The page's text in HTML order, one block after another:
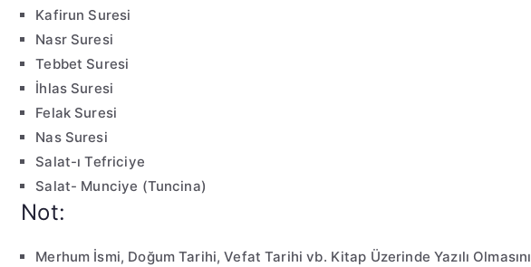
Kafirun Suresi
Nasr Suresi
Tebbet Suresi
İhlas Suresi
Felak Suresi
Nas Suresi
Salat-ı Tefriciye
Salat- Munciye (Tuncina)
Not:
Merhum İsmi, Doğum Tarihi, Vefat Tarihi vb. Kitap Üzerinde Yazılı Olmasını